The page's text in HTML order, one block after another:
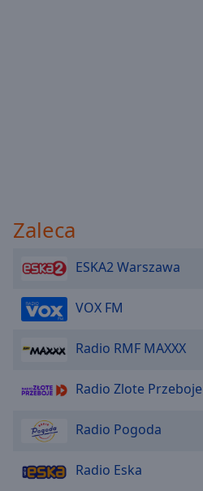
Zaleca
ESKA2 Warszawa
VOX FM
Radio RMF MAXXX
Radio Zlote Przeboje
Radio Pogoda
Radio Eska